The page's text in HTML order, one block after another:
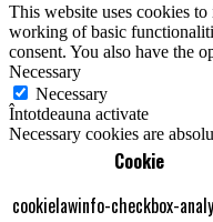
This website uses cookies
working of basic
consent. You also have the
Necessary
Necessary
Întotdeauna activate
Necessary cookies are
Cookie
cookielawinfo-checkbox-